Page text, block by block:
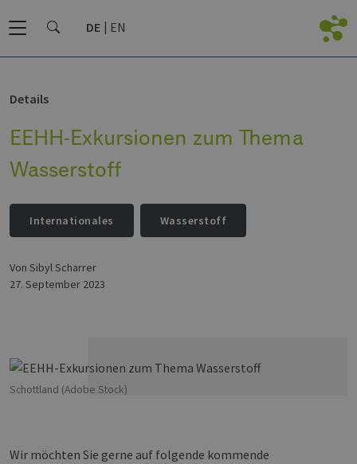
DE EN
Details
EEHH-Exkursionen zum Thema
Wasserstoff
Internationales Wasserstoff
Schottland (Adobe Stock)
Wir möchten Sie gerne auf folgende kommende
von Sibyl Scharrer
27. September 2023